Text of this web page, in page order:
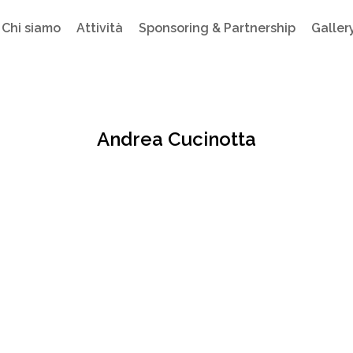
Chi siamo Attività Sponsoring & Partnership
Andrea Cucinotta